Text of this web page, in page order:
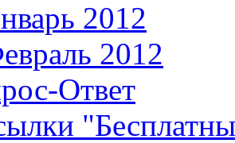
2012
2012
Ответ